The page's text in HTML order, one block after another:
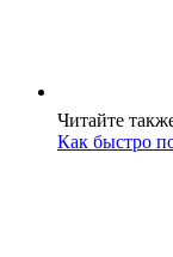
Читайте
Как быстро